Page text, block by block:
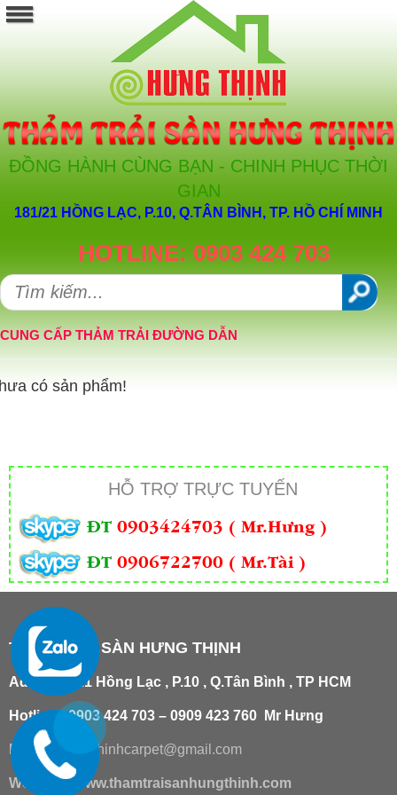
ĐỒNG HÀNH CÙNG BẠN - CHINH PHỤC THỜI
GIAN
181/21 HỒNG LẠC, P.10, Q.TÂN BÌNH, TP. HỒ CHÍ MINH
HOTLINE: 0903 424 703
CUNG CẤP THẢM TRẢI ĐƯỜNG DẪN
có sản phẩm!
HỖ TRỢ TRỰC TUYẾN
ĐT 0903424703 ( Mr.Hưng )
ĐT 0906722700 ( Mr.Tài )
THẢM TRẢI SÀN HƯNG THỊNH
Add : 181/21 Hồng Lạc , P.10 , Q.Tân Bình , TP HCM
Hotline : 0903 424 703 – 0909 423 760 Mr Hưng
Email : hungthinhcarpet@gmail.com
Website: www.thamtraisanhungthinh.com